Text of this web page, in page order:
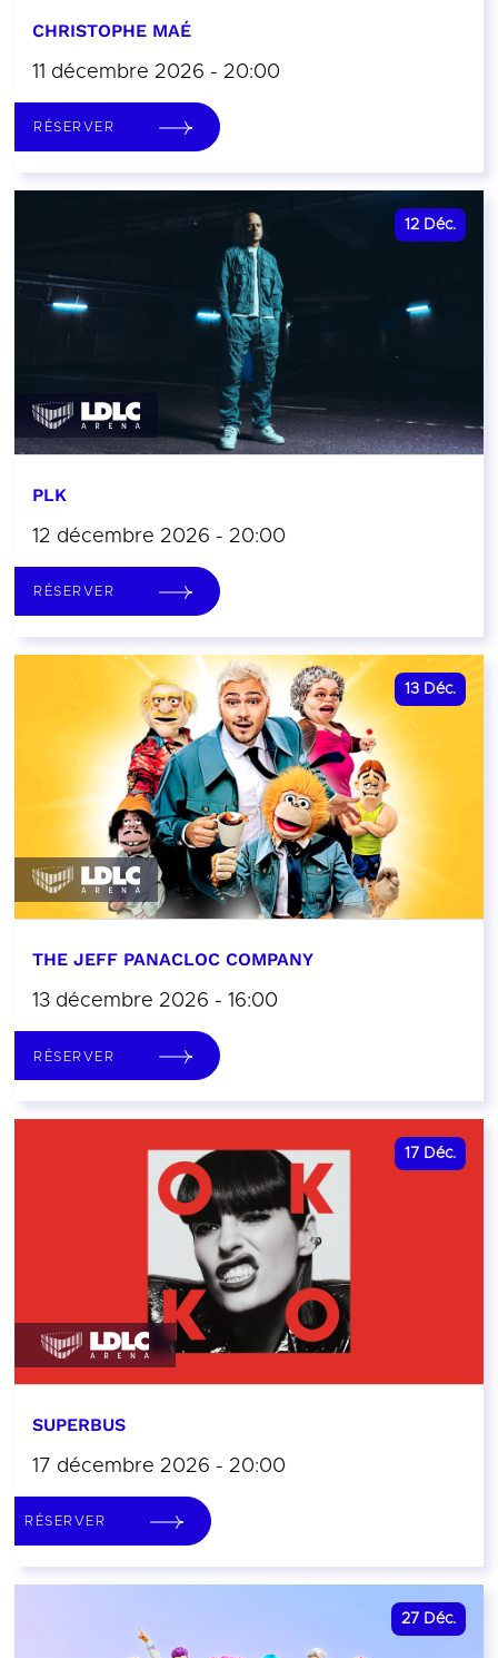
CHRISTOPHE MAÉ
11 décembre 2026 - 20:00
RÉSERVER
12 Déc.
PLK
12 décembre 2026 - 20:00
RÉSERVER
13 Déc.
THE JEFF PANACLOC COMPANY
13 décembre 2026 - 16:00
RÉSERVER
17 Déc.
SUPERBUS
17 décembre 2026 - 20:00
RÉSERVER
27 Déc.